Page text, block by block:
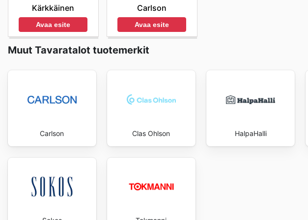
Kärkkäinen
Avaa esite
Carlson
Avaa esite
Muut Tavaratalot tuotemerkit
Carlson Clas Ohlson HalpaHalli